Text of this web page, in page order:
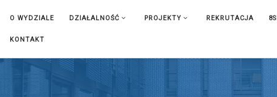
O WYDZIALE DZIAŁALNOŚĆ PROJEKTY REKRUTACJA
KONTAKT